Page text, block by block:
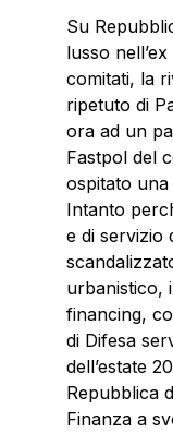
Su
lusso
comitati, la
ripetuto di
ora ad un
Fastpol del
ospitato
Intanto
e di servizio
urbanistico,
financing,
di Difesa
dell’estate
Repubblica
Finanza a